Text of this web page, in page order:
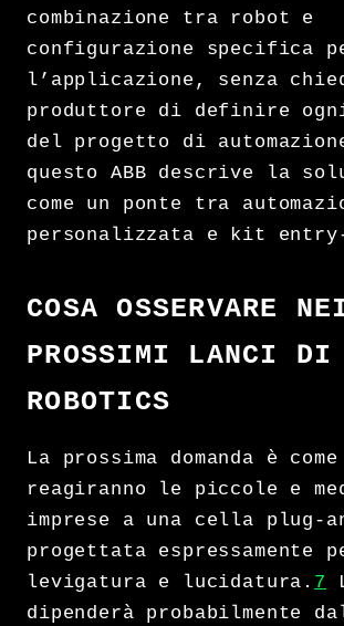
combinazione tra robot e
configurazione specifica
l’applicazione, senza
produttore di definire
del progetto di
questo ABB descrive la
come un ponte tra
personalizzata e kit
COSA OSSERVARE
PROSSIMI LANCI DI
ROBOTICS
La prossima domanda è come
reagiranno le piccole e
imprese a una cella plug-
progettata espressamente
levigatura e lucidatura. 7
dipenderà probabilmente